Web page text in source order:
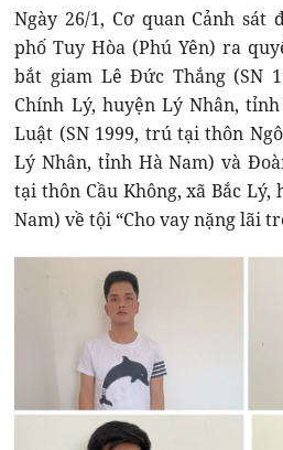
Ngày 26/1, Cơ quan Cảnh sát
phố Tuy Hòa (Phú Yên) ra
bắt giam Lê Đức Thắng (SN
Chính Lý, huyện Lý Nhân,
Luật (SN 1999, trú tại thôn
Lý Nhân, tỉnh Hà Nam) và
tại thôn Cầu Không, xã Bắc
Nam) về tội “Cho vay nặng lãi